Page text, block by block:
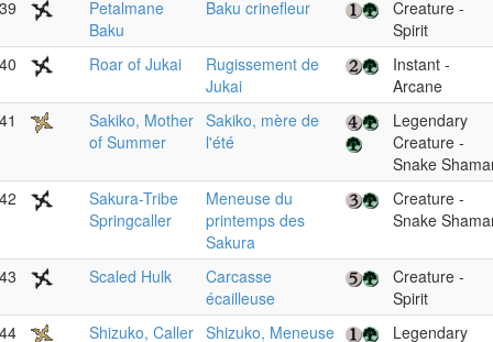
Petalmane
Baku
Baku crinefleur
Creature -
Spirit
Roar of Jukai
Rugissement de
Jukai
Instant -
Arcane
Sakiko, Mother
of Summer
Sakiko, mère de
l'été
Legendary
Creature -
Snake
Sakura-Tribe
Springcaller
Meneuse du
printemps des
Sakura
Creature -
Snake
Scaled Hulk
Carcasse
écailleuse
Creature -
Spirit
Shizuko, Caller Shizuko, Meneuse
Legendary